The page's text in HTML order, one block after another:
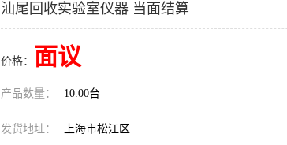
汕尾回收实验室仪器 当面结算
价格： 面议
产品数量： 10.00台
发货地址： 上海市松江区